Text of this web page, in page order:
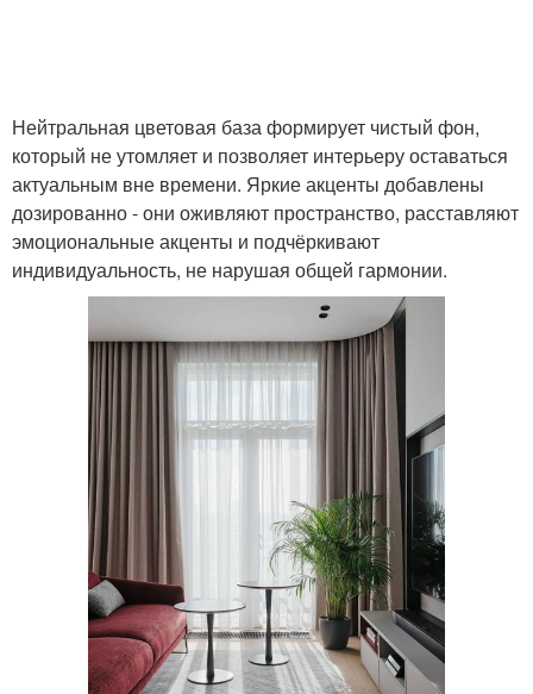
Нейтральная цветовая база формирует чистый фон,
который не утомляет и позволяет интерьеру оставаться
актуальным вне времени. Яркие акценты добавлены
дозированно - они оживляют пространство, расставляют
эмоциональные акценты и подчёркивают
индивидуальность, не нарушая общей гармонии.